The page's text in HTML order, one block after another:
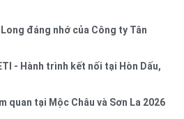
đáng nhớ của Công ty Tân
- Hành trình kết nối tại Hòn Dấu,
quan tại Mộc Châu và Sơn La 2026